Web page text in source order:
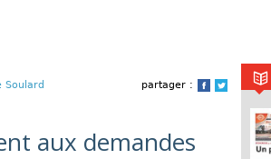
partager :
Facebook
Twitter
Soulard
aux demandes